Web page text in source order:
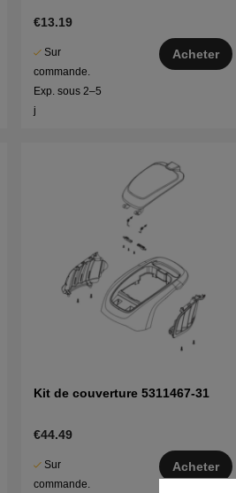
€13.19
Sur
commande.
Exp. sous 2–5
j
Acheter
Kit de couverture 5311467-31
€44.49
Sur
commande.
Acheter